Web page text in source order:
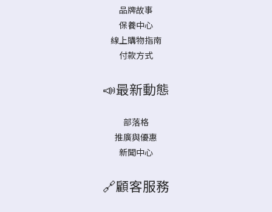
品牌故事
保養中心
線上購物指南
付款方式
📣最新動態
部落格
推廣與優惠
新聞中心
🔗顧客服務